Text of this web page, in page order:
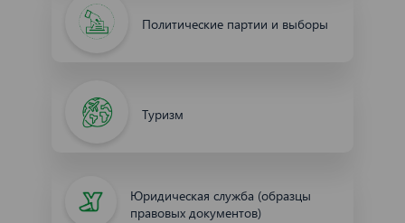
Политические партии и выборы
Туризм
Юридическая служба (образцы
правовых документов)